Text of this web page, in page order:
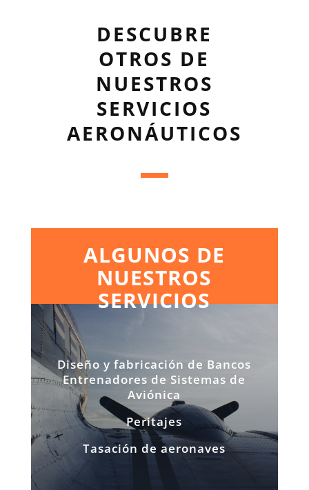
DESCUBRE
OTROS DE
NUESTROS
SERVICIOS
AERONÁUTICOS
ALGUNOS DE
NUESTROS
SERVICIOS
Diseño y fabricación de Bancos
Entrenadores de Sistemas de
Aviónica
Peritajes
Tasación de aeronaves